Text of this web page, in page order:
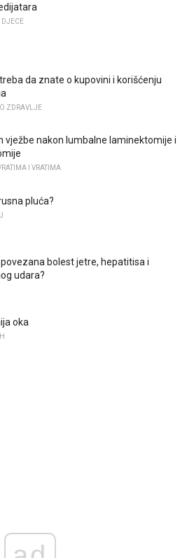
DJECE
da znate o kupovini i korišćenju
ZDRAVLJE
vježbe nakon lumbalne laminektomije i
I VRATIMA
pluća?
povezana bolest jetre, hepatitisa i
udara?
oka